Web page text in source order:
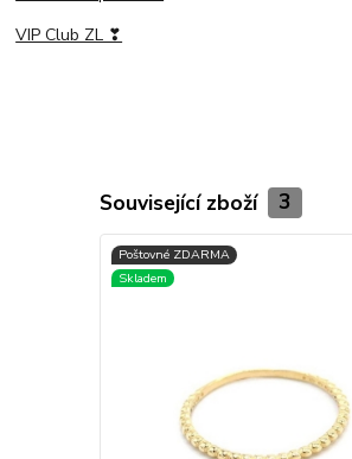
VIP Club ZL ❣
Související zboží 3